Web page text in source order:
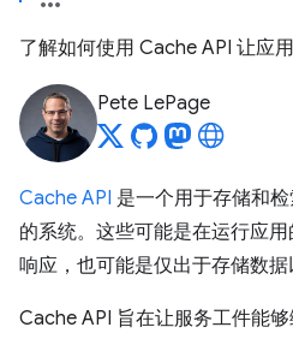
了解如何使用 Cache API 让应
Pete LePage
Cache API 是一个用于存储和
的系统。这些可能是在运行应
响应，也可能是仅出于存储数据
Cache API 旨在让服务工件能